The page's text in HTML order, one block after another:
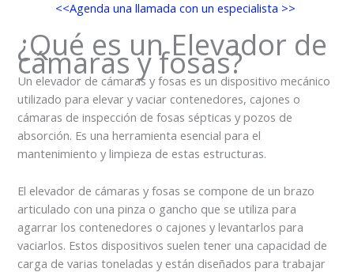
<<Agenda una llamada con un especialista >>
¿Qué es un Elevador de
cámaras y fosas?
Un elevador de cámaras y fosas es un dispositivo mecánico
utilizado para elevar y vaciar contenedores, cajones o
cámaras de inspección de fosas sépticas y pozos de
absorción. Es una herramienta esencial para el
mantenimiento y limpieza de estas estructuras.
El elevador de cámaras y fosas se compone de un brazo
articulado con una pinza o gancho que se utiliza para
agarrar los contenedores o cajones y levantarlos para
vaciarlos. Estos dispositivos suelen tener una capacidad de
carga de varias toneladas y están diseñados para trabajar